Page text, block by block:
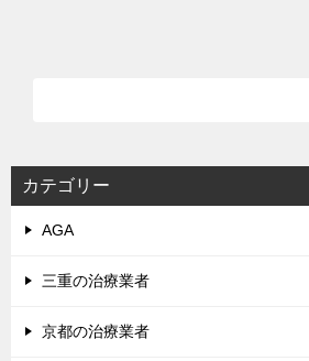
シ
ョ
カテゴリー
AGA
三重の治療業者
京都の治療業者